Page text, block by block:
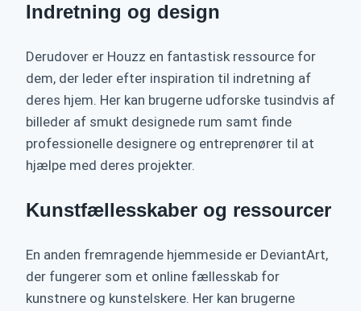
Indretning og design
Derudover er Houzz en fantastisk ressource for
dem, der leder efter inspiration til indretning af
deres hjem. Her kan brugerne udforske tusindvis af
billeder af smukt designede rum samt finde
professionelle designere og entreprenører til at
hjælpe med deres projekter.
Kunstfællesskaber og ressourcer
En anden fremragende hjemmeside er DeviantArt,
der fungerer som et online fællesskab for
kunstnere og kunstelskere. Her kan brugerne